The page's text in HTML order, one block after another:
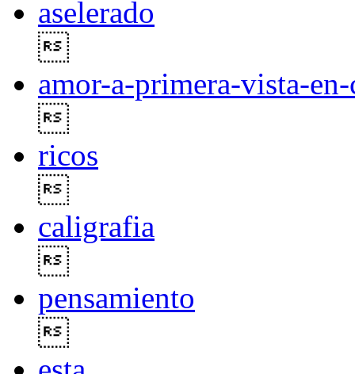
aselerado
amor-a-primera-vista-
ricos
caligrafia
pensamiento